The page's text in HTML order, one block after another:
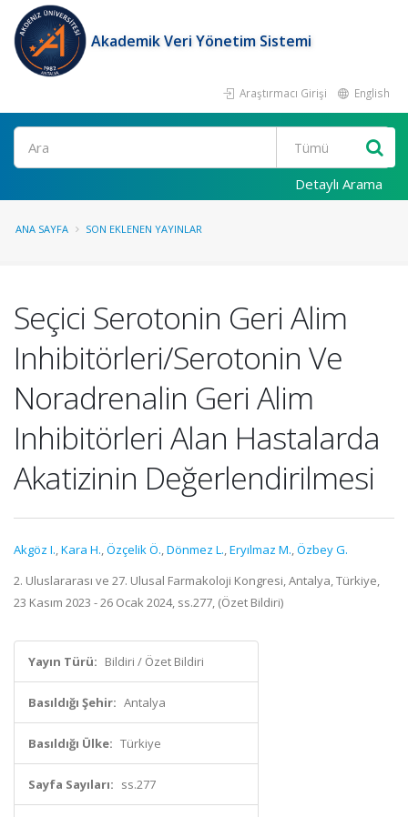
Akademik Veri Yönetim Sistemi
Araştırmacı Girişi English
Ara
Detaylı Arama
ANA SAYFA SON EKLENEN YAYINLAR
Seçici Serotonin Geri Alim
Inhibitörleri/Serotonin Ve
Noradrenalin Geri Alim
Inhibitörleri Alan Hastalarda
Akatizinin Değerlendirilmesi
Akgöz I.,Kara H.,Özçelik Ö.,Dönmez L.,Eryılmaz M.,Özbey G.
2. Uluslararası ve 27. Ulusal Farmakoloji Kongresi, Antalya, Türkiye,
23 Kasım 2023 - 26 Ocak 2024, ss.277, (Özet Bildiri)
Yayın Türü: Bildiri / Özet Bildiri
Basıldığı Şehir: Antalya
Basıldığı Ülke: Türkiye
Sayfa Sayıları: ss.277